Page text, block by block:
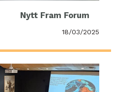
Nytt Fram Forum
18/03/2025